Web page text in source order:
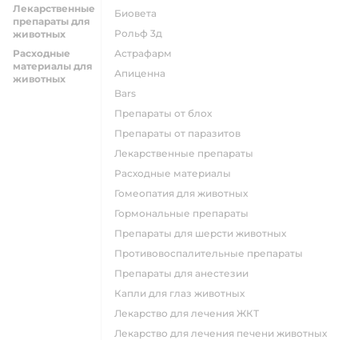
Лекарственные
препараты для
животных
Расходные
материалы для
животных
Биовета
Рольф 3д
Астрафарм
Апиценна
Bars
Препараты от блох
Препараты от паразитов
Лекарственные препараты
Расходные материалы
Гомеопатия для животных
Гормональные препараты
Препараты для шерсти животных
Противовоспалительные препараты
Препараты для анестезии
Капли для глаз животных
Лекарство для лечения ЖКТ
Лекарство для лечения печени животных